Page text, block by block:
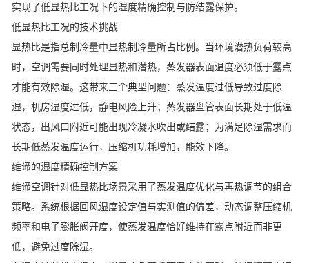
实现了低显热比工况下的湿度精确控制与防结露保护。
低显热比工况的技术挑战
显热比是指总制冷量中显热制冷量所占比例。当环境潜热负荷较高
时， 空调 需要同时处理显热和潜热，蒸发器表面温度必须低于露点
才能有效除湿。这带来三个典型问题：蒸发温度过低导致过度除
湿，机房湿度过低，静电风险上升；蒸发器盘管表面长期处于低温
状态，出风口附近可能出现冷凝水吹出或结露；为满足除湿需求而
长期低蒸发温度运行，压缩机功耗增加，能效下降。
维谛的湿度精确控制方案
维谛空调针对低显热比场景采用了蒸发温度优化与再热调节的组合
策略。系统根据回风湿度设定值与实测值的偏差，动态调整压缩机
频率和电子膨胀阀开度，使蒸发温度恰好维持在露点附近而非更
低，避免过度除湿。